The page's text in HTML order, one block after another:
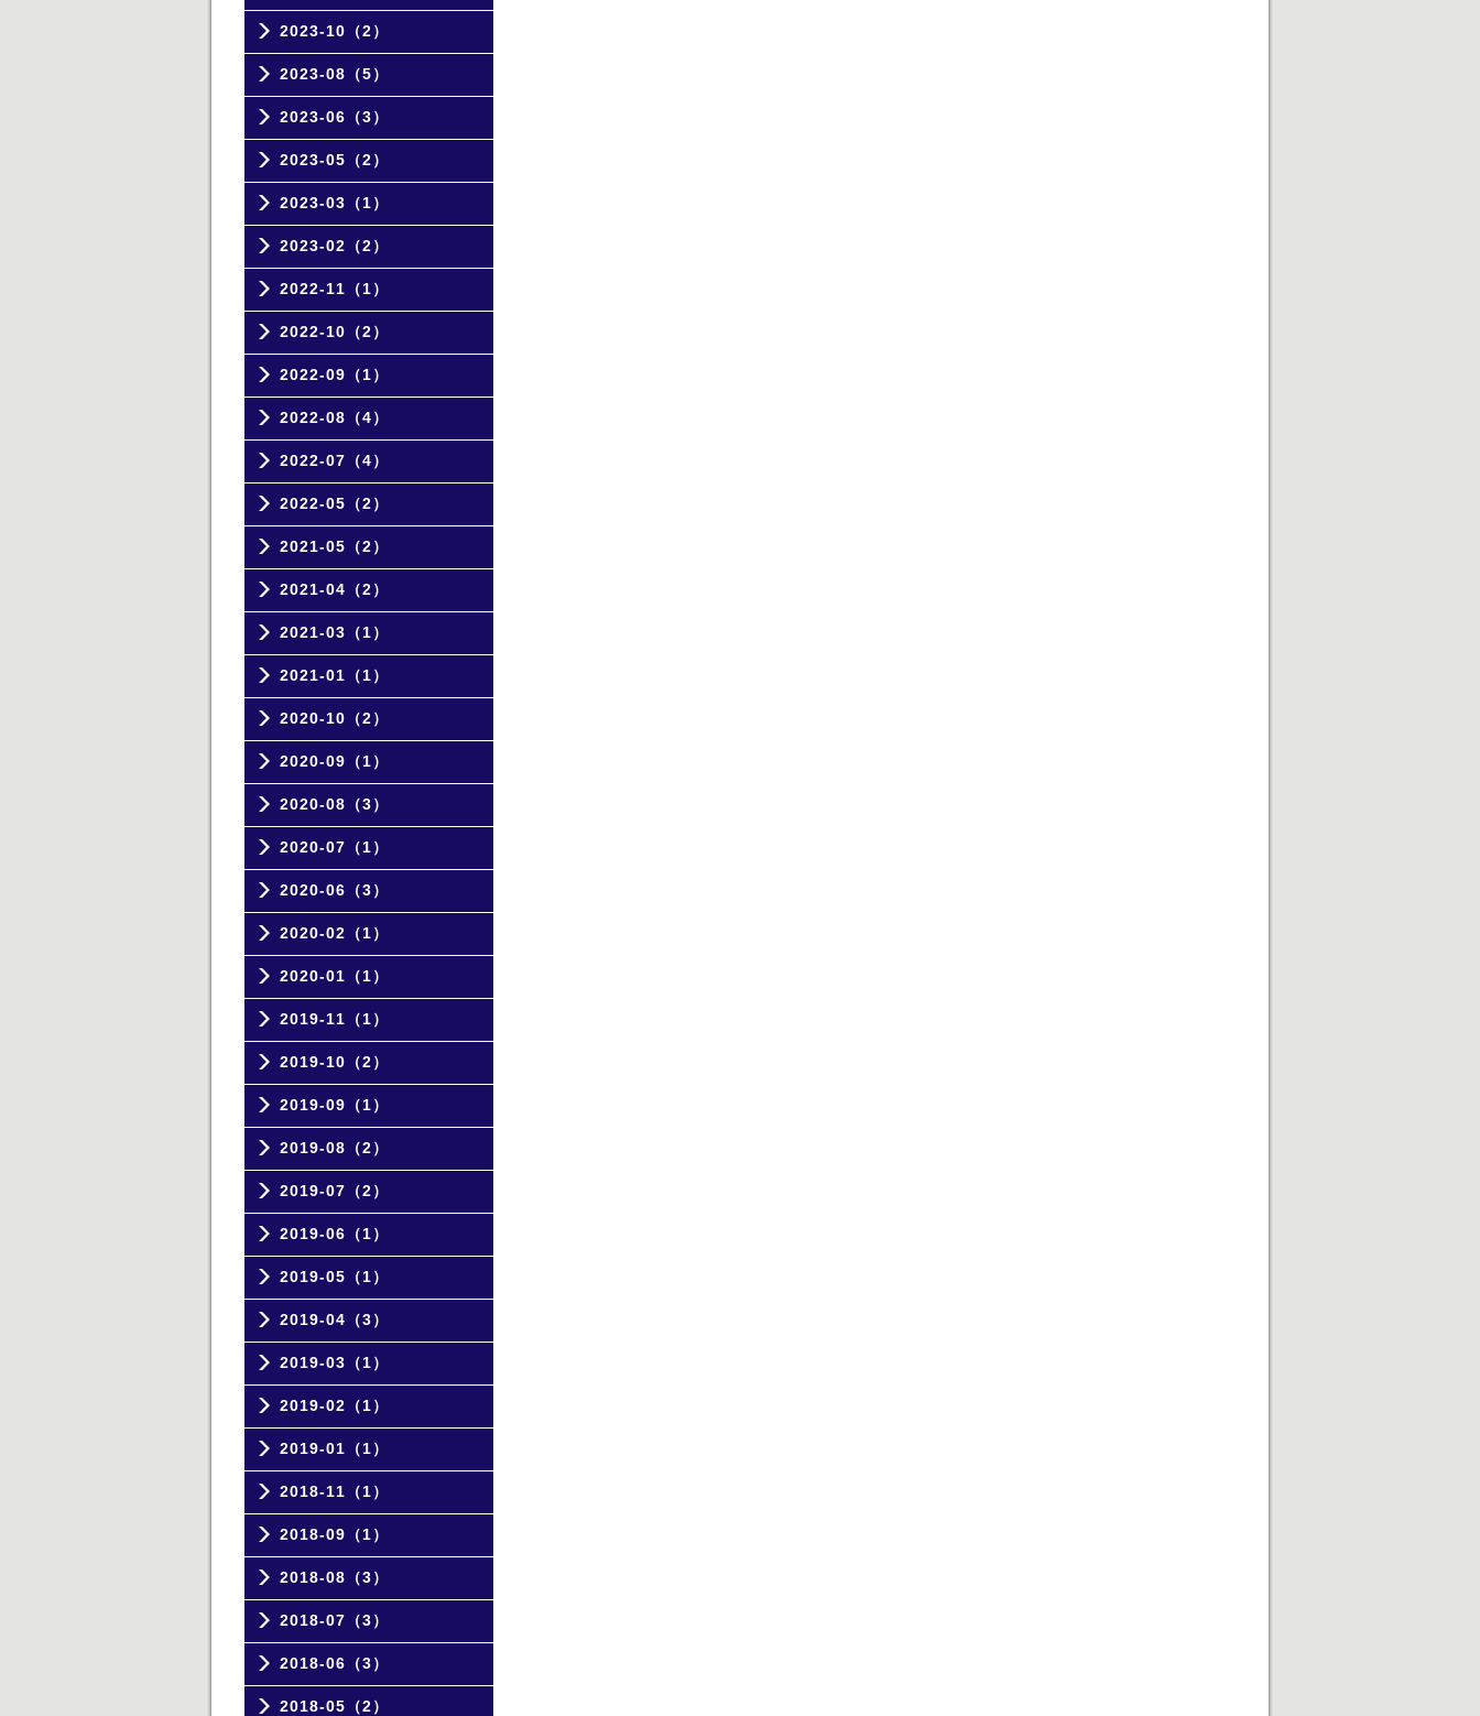
2023-10（2）
2023-08（5）
2023-06（3）
2023-05（2）
2023-03（1）
2023-02（2）
2022-11（1）
2022-10（2）
2022-09（1）
2022-08（4）
2022-07（4）
2022-05（2）
2021-05（2）
2021-04（2）
2021-03（1）
2021-01（1）
2020-10（2）
2020-09（1）
2020-08（3）
2020-07（1）
2020-06（3）
2020-02（1）
2020-01（1）
2019-11（1）
2019-10（2）
2019-09（1）
2019-08（2）
2019-07（2）
2019-06（1）
2019-05（1）
2019-04（3）
2019-03（1）
2019-02（1）
2019-01（1）
2018-11（1）
2018-09（1）
2018-08（3）
2018-07（3）
2018-06（3）
2018-05（2）